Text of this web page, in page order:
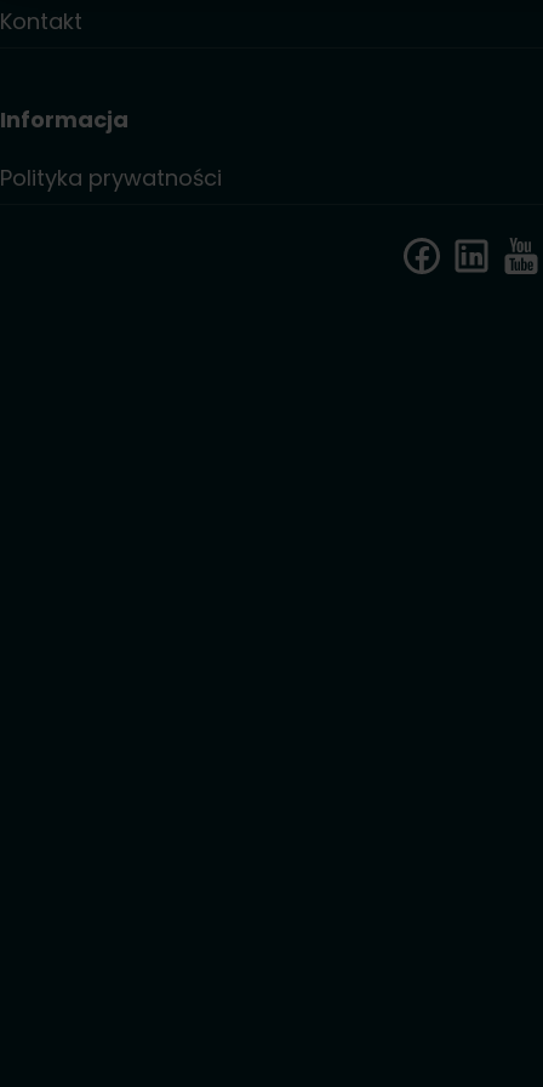
Kontakt
Informacja
Polityka prywatności